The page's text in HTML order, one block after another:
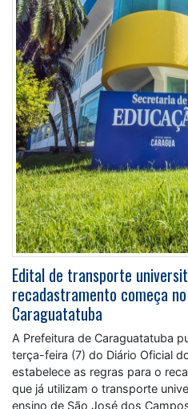
Edital de transporte
recadastramento começa
Caraguatatuba
A Prefeitura de Caraguatatuba
terça-feira (7) do Diário Oficial
estabelece as regras para o
que já utilizam o transporte
ensino de São José dos